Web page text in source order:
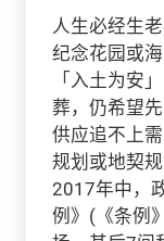
人生必经生
纪念花园或
「入土为安
葬，仍希望
供应追不上
规划或地契
2017年中，
例》(《条例